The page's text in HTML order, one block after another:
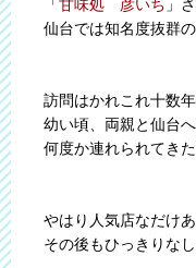
「甘味処 彦いち 」
仙台では知名度抜群
訪問はかれこれ十数年
幼い頃、両親と仙台
何度か連れられてき
やはり人気店なだけ
その後もひっきりな